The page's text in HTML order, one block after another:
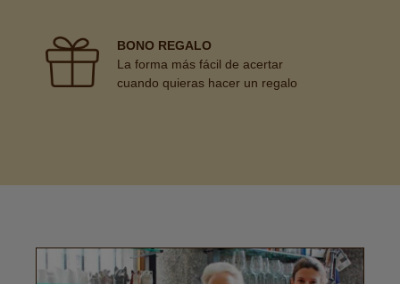
BONO REGALO
La forma más fácil de acertar
cuando quieras hacer un regalo